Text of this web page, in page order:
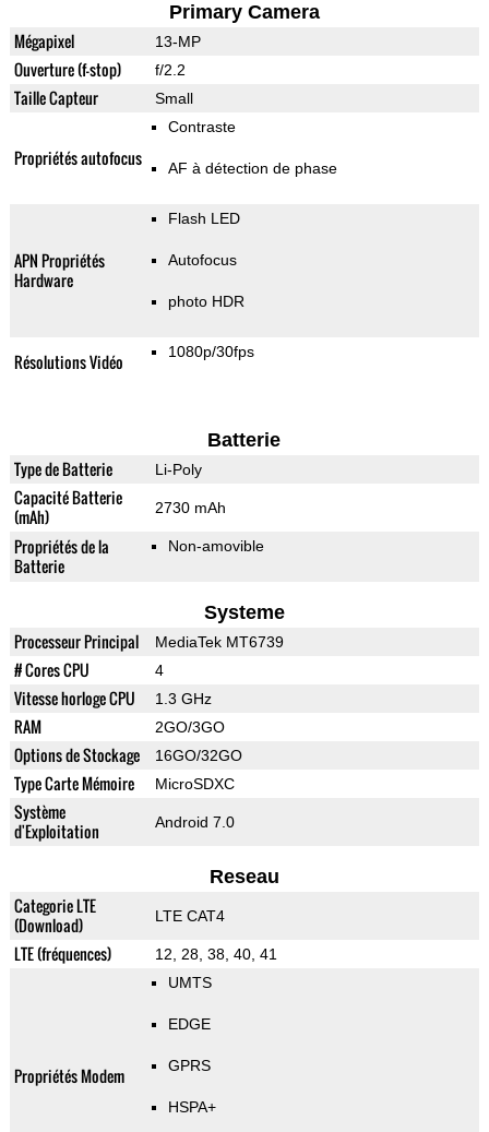
Primary Camera
Mégapixel 13-MP
Ouverture (f-stop) f/2.2
Taille Capteur Small
Propriétés autofocus
Contraste
AF à détection de phase
APN Propriétés
Hardware
Flash LED
Autofocus
photo HDR
Résolutions Vidéo 1080p/30fps
Batterie
Type de Batterie Li-Poly
Capacité Batterie
(mAh)
2730 mAh
Propriétés de la
Batterie
Non-amovible
Systeme
Processeur Principal MediaTek MT6739
# Cores CPU 4
Vitesse horloge CPU 1.3 GHz
RAM 2GO/3GO
Options de Stockage 16GO/32GO
Type Carte Mémoire MicroSDXC
Système
d'Exploitation
Android 7.0
Reseau
Categorie LTE
(Download)
LTE CAT4
LTE (fréquences) 12, 28, 38, 40, 41
Propriétés Modem
UMTS
EDGE
GPRS
HSPA+